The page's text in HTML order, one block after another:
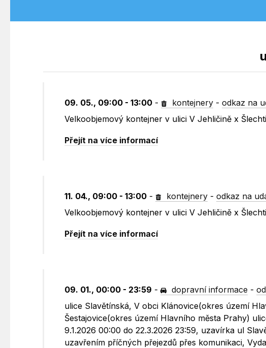
09. 05., 09:00 - 13:00 - kontejnery -odkaz na
Velkoobjemový kontejner v ulici V Jehličině x
Přejít na více informací
11. 04., 09:00 - 13:00 - kontejnery -odkaz na
Velkoobjemový kontejner v ulici V Jehličině x
Přejít na více informací
09. 01., 00:00 - 23:59 - dopravní informace -
ulice Slavětínská, V obci Klánovice(okres území
Šestajovice(okres území Hlavního města Prahy)
9.1.2026 00:00 do 22.3.2026 23:59, uzavírka ul
uzavřením příčných přejezdů přes komunikaci,